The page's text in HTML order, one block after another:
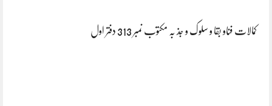
کمالات فناو بقا و سلوک و جذ بہ مکتوب نمبر 313 دفتر اول